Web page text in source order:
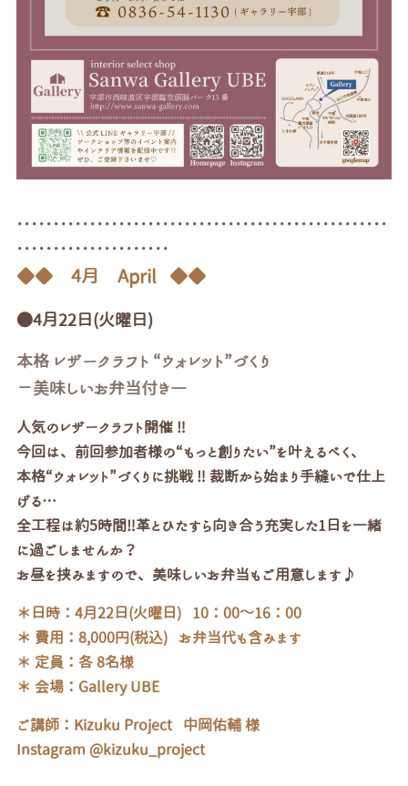
･･･････････････････････････････････････････････････
･････････････････････
◆◆ 4月 April ◆◆
●4月22日(火曜日)
本格 レザークラフト “ウォレット”づくり
－美味しいお弁当付き―
人気のレザークラフト開催 ‼
今回は、前回参加者様の“もっと創りたい”を叶えるべく、
本格“ウォレット”づくりに挑戦 ‼ 裁断から始まり手縫いで仕上
げる…
全工程は約5時間‼革とひたすら向き合う充実した1日を一緒
に過ごしませんか？
お昼を挟みますので、美味しいお弁当もご用意します♪
＊日時：4月22日(火曜日) 10：00～16：00
＊ 費用：8,000円(税込) お弁当代も含みます
＊ 定員：各 8名様
＊ 会場：Gallery UBE
ご講師： Kizuku Project 中岡佑輔 様
Instagram @kizuku_project